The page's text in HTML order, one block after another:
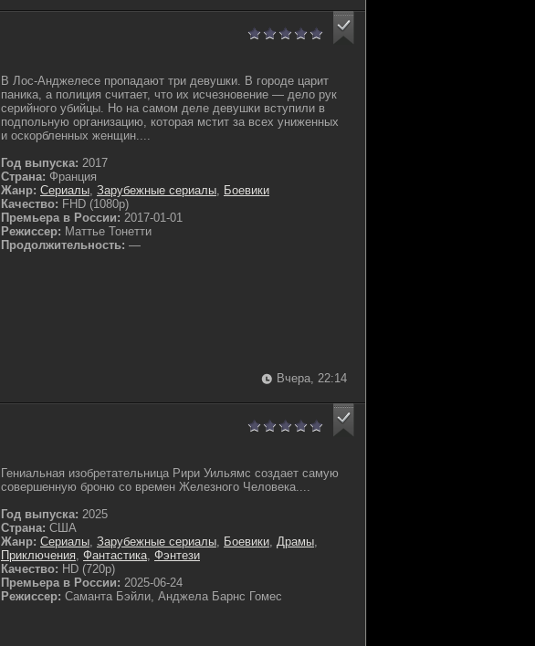
В Лос-Анджелесе пропадают три девушки. В городе царит
паника, а полиция считает, что их исчезновение — дело рук
серийного убийцы. Но на самом деле девушки вступили в
подпольную организацию, которая мстит за всех униженных
и оскорбленных женщин....
Год выпуска: 2017
Страна: Франция
Жанр: Сериалы, Зарубежные сериалы, Боевики
Качество: FHD (1080p)
Премьера в России: 2017-01-01
Режиссер: Маттье Тонетти
Продолжительность: —
Вчера, 22:14
Гениальная изобретательница Рири Уильямс создает самую
совершенную броню со времен Железного Человека....
Год выпуска: 2025
Страна: США
Жанр: Сериалы, Зарубежные сериалы, Боевики, Драмы,
Приключения, Фантастика, Фэнтези
Качество: HD (720p)
Премьера в России: 2025-06-24
Режиссер: Саманта Бэйли, Анджела Барнс Гомес